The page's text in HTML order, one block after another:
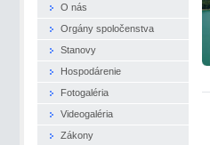
O nás
Orgány spoločenstva
Stanovy
Hospodárenie
Fotogaléria
Videogaléria
Zákony